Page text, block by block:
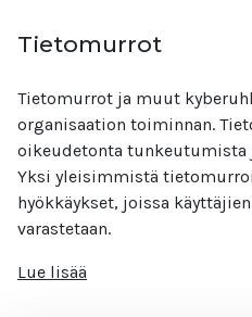
Tietomurrot
Tietomurrot ja muut
organisaation toiminnan.
oikeudetonta tunkeutumista
Yksi yleisimmistä
hyökkäykset, joissa
varastetaan.
Lue lisää